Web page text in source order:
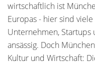
wirtschaftlich ist
Europas - hier sind
Unternehmen, Startups
ansässig. Doch
Kultur und Wirtschaft: